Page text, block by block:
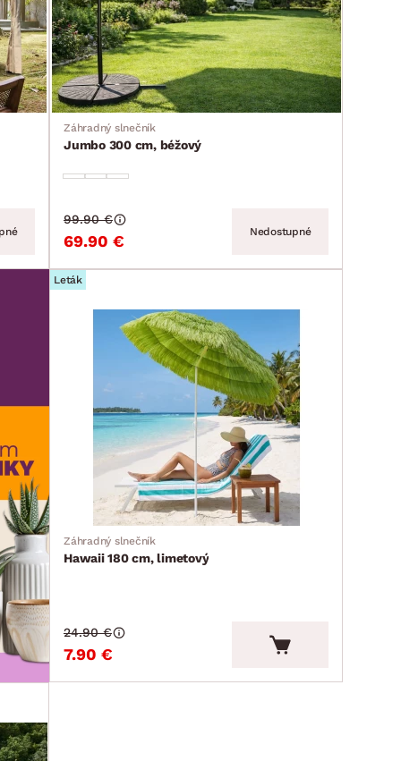
Záhradný slnečník
Jumbo 300 cm, béžový
69.90 €
99.90 €
Nedostupné
Leták
Záhradný slnečník
Hawaii 180 cm, limetový
7.90 €
24.90 €